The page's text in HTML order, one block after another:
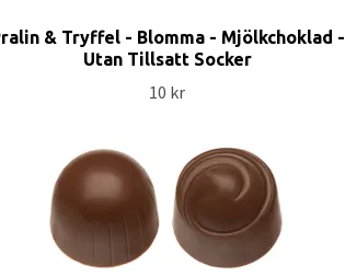
& Tryffel - Blomma - Mjölkchoklad -
Utan Tillsatt Socker
10 kr